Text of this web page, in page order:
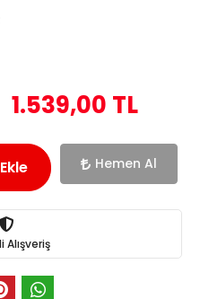
1.539,00 TL
Hemen Al
Alışveriş